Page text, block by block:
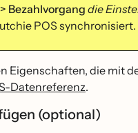
Bezahlvorgang die
POS synchronisiert.
Eigenschaften, die mit
Datenreferenz.
(optional)